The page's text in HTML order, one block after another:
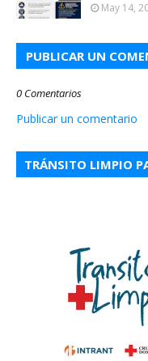
May 14,
PUBLICAR UN
0 Comentarios
Publicar un comentario
TRÁNSITO LIMPIO